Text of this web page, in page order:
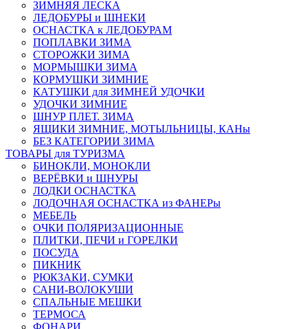
ЗИМНЯЯ ЛЕСКА
ЛЕДОБУРЫ и ШНЕКИ
ОСНАСТКА к ЛЕДОБУРАМ
ПОПЛАВКИ ЗИМА
СТОРОЖКИ ЗИМА
МОРМЫШКИ ЗИМА
КОРМУШКИ ЗИМНИЕ
КАТУШКИ для ЗИМНЕЙ УДОЧКИ
УДОЧКИ ЗИМНИЕ
ШНУР ПЛЕТ. ЗИМА
ЯЩИКИ ЗИМНИЕ, МОТЫЛЬНИЦЫ, КАНы
БЕЗ КАТЕГОРИИ ЗИМА
ТОВАРЫ для ТУРИЗМА
БИНОКЛИ, МОНОКЛИ
ВЕРЁВКИ и ШНУРЫ
ЛОДКИ ОСНАСТКА
ЛОДОЧНАЯ ОСНАСТКА из ФАНЕРы
МЕБЕЛЬ
ОЧКИ ПОЛЯРИЗАЦИОННЫЕ
ПЛИТКИ, ПЕЧИ и ГОРЕЛКИ
ПОСУДА
ПИКНИК
РЮКЗАКИ, СУМКИ
САНИ-ВОЛОКУШИ
СПАЛЬНЫЕ МЕШКИ
ТЕРМОСА
ФОНАРИ